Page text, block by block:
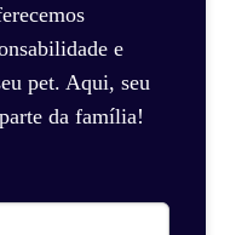
e
pet. Aqui, seu
da família!